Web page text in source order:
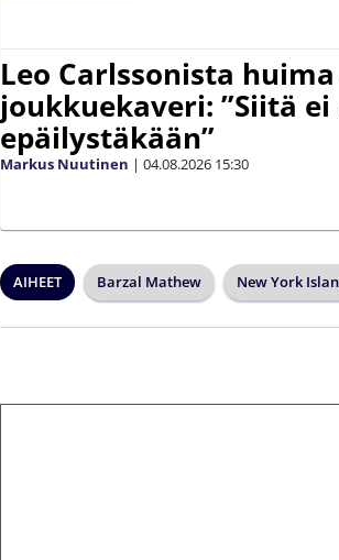
Leo Carlssonista
joukkuekaveri: ”Siitä ei
epäilystäkään”
Markus Nuutinen | 04.08.2026 15:30
AIHEET Barzal Mathew New York